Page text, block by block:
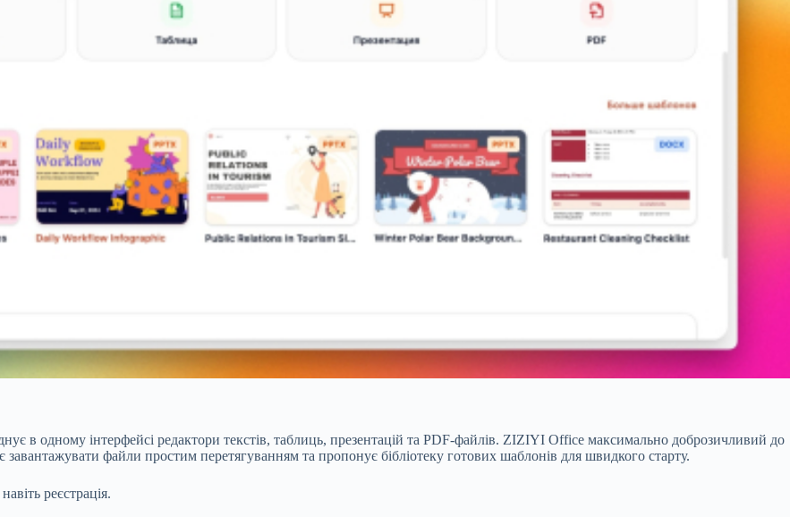
в одному інтерфейсі редактори текстів, таблиць, презентацій та PDF-файлів. ZIZIYI Office максимально доброзичливий до
файли простим перетягуванням та пропонує бібліотеку готових шаблонів для швидкого старту.
реєстрація.